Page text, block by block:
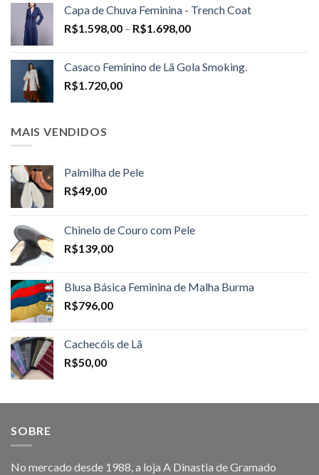
Capa de Chuva Feminina - Trench Coat
R$1.598,00 – R$1.698,00Price
through
Casaco Feminino de Lã Gola Smoking.
R$1.720,00
MAIS VENDIDOS
Palmilha de Pele
R$49,00
Chinelo de Couro com Pele
R$139,00
Blusa Básica Feminina de Malha Burma
R$796,00
Cachecóis de Lã
R$50,00
SOBRE
No mercado desde 1988, a loja A Dinastia de Gramado